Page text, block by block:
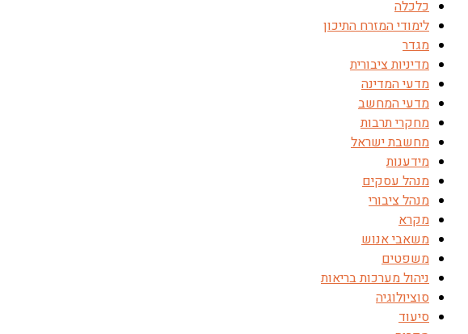
כלכלה
לימודי המזרח התיכון
מגדר
מדיניות ציבורית
מדעי המדינה
מדעי המחשב
מחקרי תרבות
מחשבת ישראל
מידענות
מנהל עסקים
מנהל ציבורי
מקרא
משאבי אנוש
משפטים
ניהול מערכות בריאות
סוציולוגיה
סיעוד